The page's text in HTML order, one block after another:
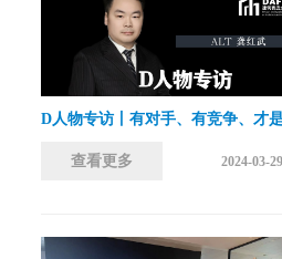
D人物专访丨有对手、有竞争、才
查看更多 2024-03-29